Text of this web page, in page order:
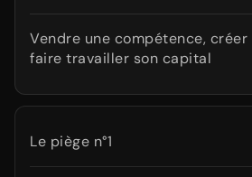
Vendre une compétence,
faire travailler son capital
Le piège n°1